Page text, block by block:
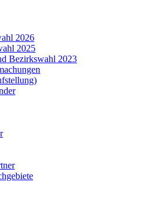
2026
2025
Bezirkswahl 2023